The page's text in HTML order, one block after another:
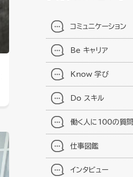
コミュニケーション
Be キャリア
Know 学び
Do スキル
働く人に100の質問
仕事図鑑
インタビュー